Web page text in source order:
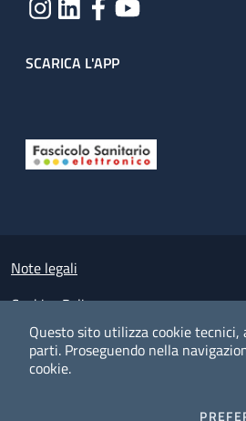
Questo sito utilizza cookie
parti. Proseguendo nella
cookie.
SCARICA L'APP
Small prints
Note legali
Cookies Policy
Policy privacy e protezione del dato
Albo pretorio on-line